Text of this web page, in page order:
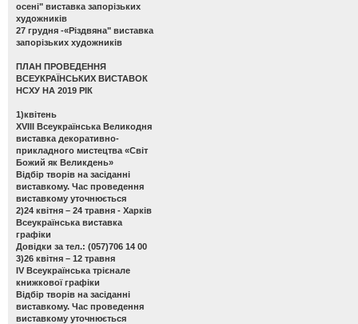
осені" виставка запорізьких
художників
27 грудня -«Різдвяна" виставка
запорізьких художників
ПЛАН ПРОВЕДЕННЯ
ВСЕУКРАЇНСЬКИХ ВИСТАВОК
НСХУ НА 2019 РІК
1)квітень
ХVІІІ Всеукраїнська Великодня
виставка декоративно-
прикладного мистецтва «Світ
Божий як Великдень»
Відбір творів на засіданні
виставкому. Час проведення
виставкому уточнюється
2)24 квітня – 24 травня - Харків
Всеукраїнська виставка
графіки
Довідки за тел.: (057)706 14 00
3)26 квітня – 12 травня
ІV Всеукраїнська трієнале
книжкової графіки
Відбір творів на засіданні
виставкому. Час проведення
виставкому уточнюється